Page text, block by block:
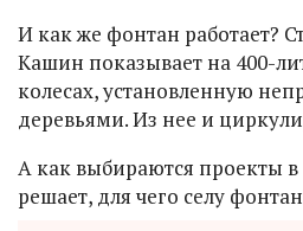
И как же фонтан работает?
Кашин показывает на 400-
колесах, установленную
деревьями. Из нее и
А как выбираются проекты
решает, для чего селу